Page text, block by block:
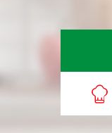
Molhos